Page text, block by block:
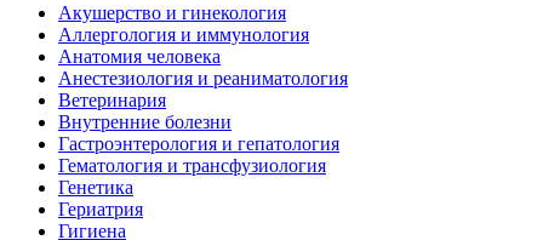
Акушерство и гинекология
Аллергология и иммунология
Анатомия человека
Анестезиология и реаниматология
Ветеринария
Внутренние болезни
Гастроэнтерология и гепатология
Гематология и трансфузиология
Генетика
Гериатрия
Гигиена